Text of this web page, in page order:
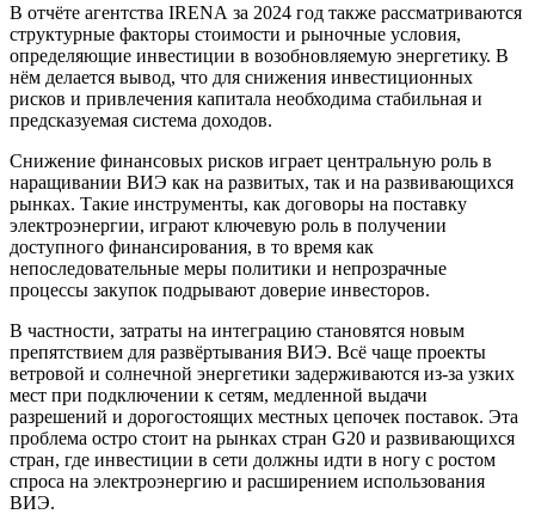
В отчёте агентства IRENA за 2024 год также рассматриваются
структурные факторы стоимости и рыночные условия,
определяющие инвестиции в возобновляемую энергетику. В
нём делается вывод, что для снижения инвестиционных
рисков и привлечения капитала необходима стабильная и
предсказуемая система доходов.
Снижение финансовых рисков играет центральную роль в
наращивании ВИЭ как на развитых, так и на развивающихся
рынках. Такие инструменты, как договоры на поставку
электроэнергии, играют ключевую роль в получении
доступного финансирования, в то время как
непоследовательные меры политики и непрозрачные
процессы закупок подрывают доверие инвесторов.
В частности, затраты на интеграцию становятся новым
препятствием для развёртывания ВИЭ. Всё чаще проекты
ветровой и солнечной энергетики задерживаются из-за узких
мест при подключении к сетям, медленной выдачи
разрешений и дорогостоящих местных цепочек поставок. Эта
проблема остро стоит на рынках стран G20 и развивающихся
стран, где инвестиции в сети должны идти в ногу с ростом
спроса на электроэнергию и расширением использования
ВИЭ.